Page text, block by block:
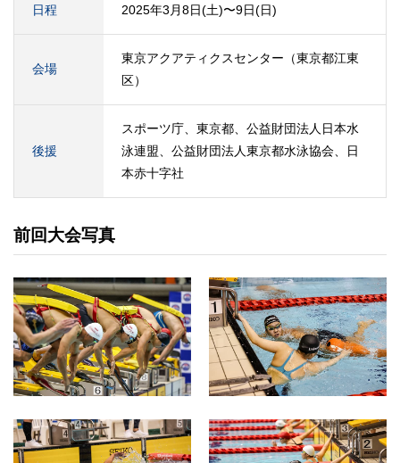
日程 2025年3月8日(土)〜9日(日)
会場
東京アクアティクスセンター（東京都江東
区）
後援
スポーツ庁、東京都、公益財団法人日本水
泳連盟、公益財団法人東京都水泳協会、日
本赤十字社
前回大会写真